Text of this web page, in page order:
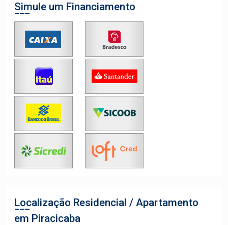
Simule um Financiamento
Localização Residencial / Apartamento
em Piracicaba